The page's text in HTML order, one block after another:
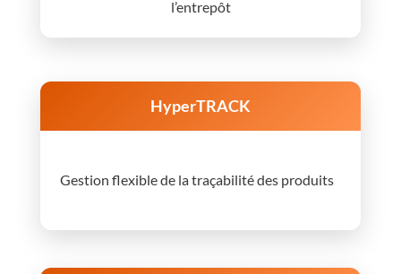
l’entrepôt
HyperTRACK
Gestion flexible de la traçabilité des produits